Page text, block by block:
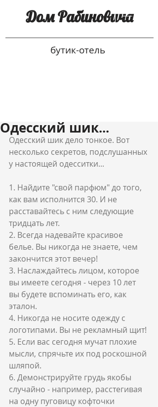
Дом Рабиновича
бутик-отель
Одесский шик...
Одесский шик дело тонкое. Вот
несколько секретов, подслушанных
у настоящей одесситки...
1. Найдите "свой парфюм" до того,
как вам исполнится 30. И не
расставайтесь с ним следующие
тридцать лет.
2. Всегда надевайте красивое
белье. Вы никогда не знаете, чем
закончится этот вечер!
3. Наслаждайтесь лицом, которое
вы имеете сегодня - через 10 лет
вы будете вспоминать его, как
эталон.
4. Никогда не носите одежду с
логотипами. Вы не рекламный щит!
5. Если вас сегодня мучат плохие
мысли, спрячьте их под роскошной
шляпой.
6. Демонстрируйте грудь якобы
случайно - например, расстегивая
на одну пуговицу кофточки